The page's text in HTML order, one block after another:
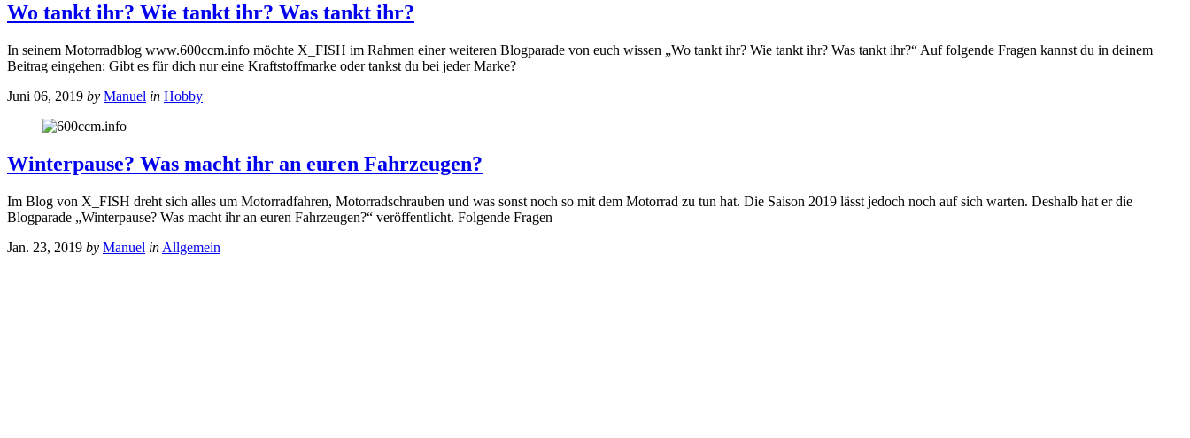
Wo tankt ihr? Wie tankt ihr? Was tankt ihr?
In seinem Motorradblog www.600ccm.info möchte X_FISH im Rahmen einer weiteren Blogparade von euch wissen „Wo tankt ihr? Wie tankt ihr? Was tankt ihr?“ Auf folgende Fragen kannst du in deinem
Beitrag eingehen: Gibt es für dich nur eine Kraftstoffmarke oder tankst du bei jeder Marke?
Juni 06, 2019 by Manuel in Hobby
Winterpause? Was macht ihr an euren Fahrzeugen?
Im Blog von X_FISH dreht sich alles um Motorradfahren, Motorradschrauben und was sonst noch so mit dem Motorrad zu tun hat. Die Saison 2019 lässt jedoch noch auf sich warten. Deshalb hat er die
Blogparade „Winterpause? Was macht ihr an euren Fahrzeugen?“ veröffentlicht. Folgende Fragen
Jan. 23, 2019 by Manuel in Allgemein